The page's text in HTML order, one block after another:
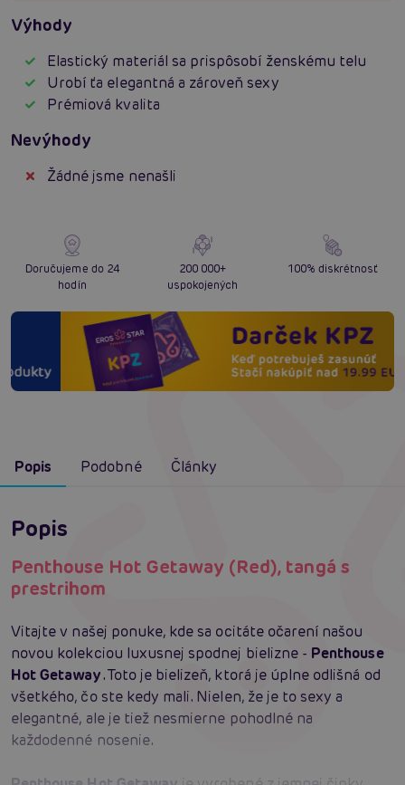
Výhody
Elastický materiál sa prispôsobí ženskému telu
Urobí ťa elegantná a zároveň sexy
Prémiová kvalita
Nevýhody
Žádné jsme nenašli
Doručujeme do 24
hodín
200 000+
uspokojených
100% diskrétnosť
Popis Podobné Články
Popis
Penthouse Hot Getaway (Red), tangá s
prestrihom
Vitajte v našej ponuke, kde sa ocitáte očarení našou
novou kolekciou luxusnej spodnej bielizne - Penthouse
Hot Getaway. Toto je bielizeň, ktorá je úplne odlišná od
všetkého, čo ste kedy mali. Nielen, že je to sexy a
elegantné, ale je tiež nesmierne pohodlné na
každodenné nosenie.